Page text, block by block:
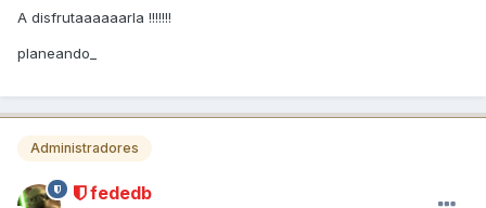
A disfrutaaaaaarla !!!!!!!
planeando_
Administradores
fededb